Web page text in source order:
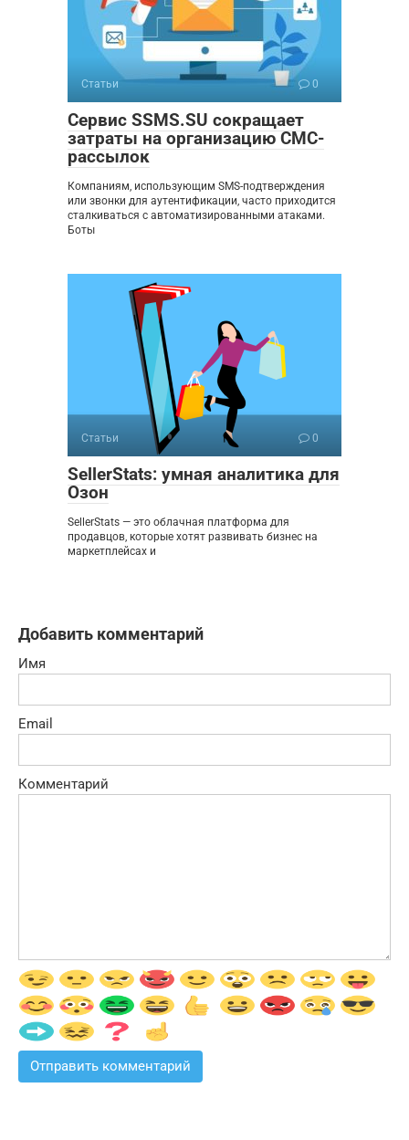
Статьи 0
Сервис SSMS.SU сокращает
затраты на организацию СМС-
рассылок
Компаниям, использующим SMS-подтверждения
или звонки для аутентификации, часто приходится
сталкиваться с автоматизированными атаками.
Боты
Статьи 0
SellerStats: умная аналитика для
Озон
SellerStats — это облачная платформа для
продавцов, которые хотят развивать бизнес на
маркетплейсах и
Добавить комментарий
Имя
Email
Комментарий